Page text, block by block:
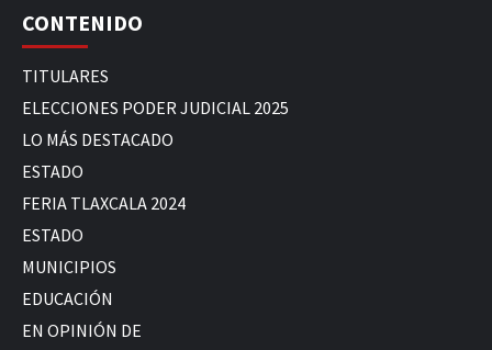
CONTENIDO
TITULARES
ELECCIONES PODER JUDICIAL 2025
LO MÁS DESTACADO
ESTADO
FERIA TLAXCALA 2024
ESTADO
MUNICIPIOS
EDUCACIÓN
EN OPINIÓN DE